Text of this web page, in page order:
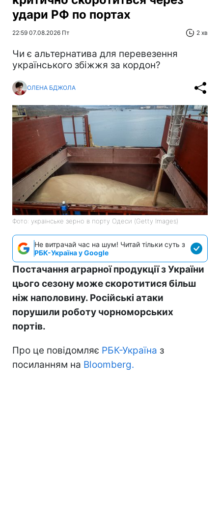
удари РФ по портах
22:59 07.08.2026 Пт 2 хв
Чи є альтернатива для перевезення
українського збіжжя за кордон?
ОЛЕНА БДЖОЛА
Фото: українське зерно в порту Одеси (Getty Images)
Не витрачай час на шум! Читай тільки суть з
РБК-Україна у Google
Постачання аграрної продукції з України
цього сезону може скоротитися більш
ніж наполовину. Російські атаки
порушили роботу чорноморських
портів.
Про це повідомляє РБК-Україна з
посиланням на Bloomberg.